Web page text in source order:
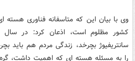
وی با بیان این که متاسفانه فناوری
کشور مظلوم است، اذعان کرد: در
سانتریفیوژ بچرخد، زندگی مردم هم باید
را به مسئله هسته ای که اهمیت داشت،